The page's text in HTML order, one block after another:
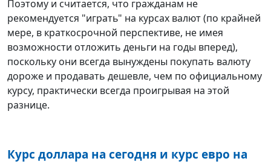
Поэтому и считается, что гражданам не
рекомендуется "играть" на курсах валют (по крайней
мере, в краткосрочной перспективе, не имея
возможности отложить деньги на годы вперед),
поскольку они всегда вынуждены покупать валюту
дороже и продавать дешевле, чем по официальному
курсу, практически всегда проигрывая на этой
разнице.
Курс доллара на сегодня и курс евро на